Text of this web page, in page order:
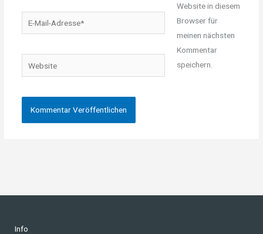
Mail-
Website
Website in diesem
Browser für
meinen nächsten
Kommentar
speichern.
Info